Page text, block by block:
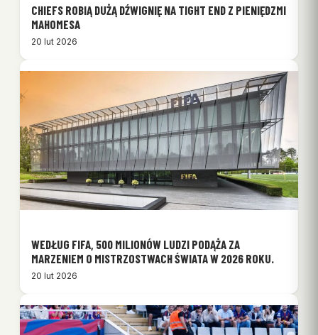
CHIEFS ROBIĄ DUŻĄ DŹWIGNIĘ NA TIGHT END Z PIENIĘDZMI
MAHOMESA
20 lut 2026
WEDŁUG FIFA, 500 MILIONÓW LUDZI PODĄŻA ZA
MARZENIEM O MISTRZOSTWACH ŚWIATA W 2026 ROKU.
20 lut 2026